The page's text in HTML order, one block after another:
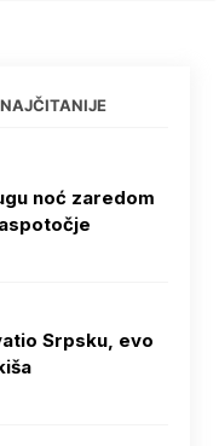
NAJČITANIJE
noć zaredom
Srpsku, evo